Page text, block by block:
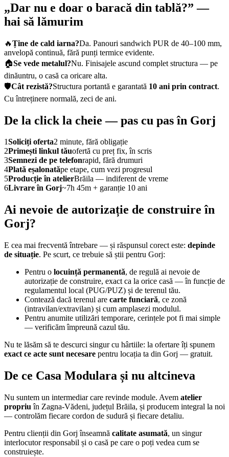
„Dar nu e doar o baracă din tablă?” —
hai să lămurim
🔥Ține de cald iarna?Da. Panouri sandwich PUR de 40–100 mm,
anvelopă continuă, fără punți termice evidente.
🏠Se vede metalul?Nu. Finisajele ascund complet structura — pe
dinăuntru, o casă ca oricare alta.
🛡️Cât rezistă?Structura portantă e garantată 10 ani prin contract.
Cu întreținere normală, zeci de ani.
De la click la cheie — pas cu pas în Gorj
1Soliciți oferta2 minute, fără obligație
2Primești linkul tăuofertă cu preț fix, în scris
3Semnezi de pe telefonrapid, fără drumuri
4Plată eșalonatăpe etape, cum vezi progresul
5Producție în atelierBrăila — indiferent de vreme
6Livrare în Gorj~7h 45m + garanție 10 ani
Ai nevoie de autorizație de construire în
Gorj?
E cea mai frecventă întrebare — și răspunsul corect este: depinde
de situație. Pe scurt, ce trebuie să știi pentru Gorj:
Pentru o locuință permanentă, de regulă ai nevoie de
autorizație de construire, exact ca la orice casă — în funcție de
regulamentul local (PUG/PUZ) și de terenul tău.
Contează dacă terenul are carte funciară, ce zonă
(intravilan/extravilan) și cum amplasezi modulul.
Pentru anumite utilizări temporare, cerințele pot fi mai simple
— verificăm împreună cazul tău.
Nu te lăsăm să te descurci singur cu hârtiile: la ofertare îți spunem
exact ce acte sunt necesare pentru locația ta din Gorj — gratuit.
De ce Casa Modulara și nu altcineva
Nu suntem un intermediar care revinde module. Avem atelier
propriu în Zagna-Vădeni, județul Brăila, și producem integral la noi
— controlăm fiecare cordon de sudură și fiecare detaliu.
Pentru clienții din Gorj înseamnă calitate asumată, un singur
interlocutor responsabil și o casă pe care o poți vedea cum se
construiește.